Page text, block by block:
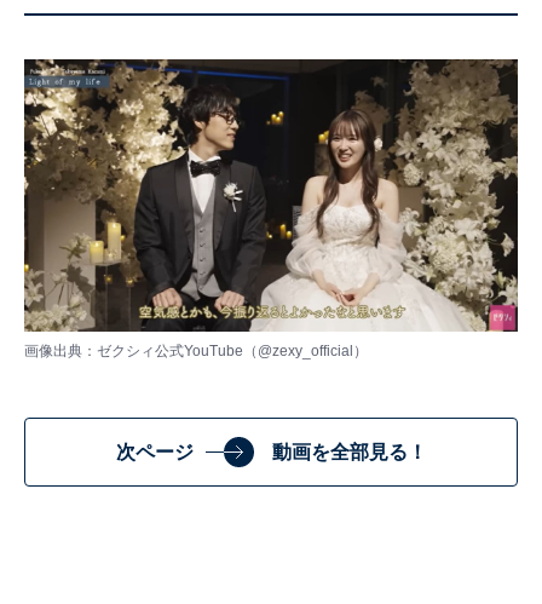
画像出典：ゼクシィ公式YouTube（ @zexy_official ）
次ページ 動画を全部見る！